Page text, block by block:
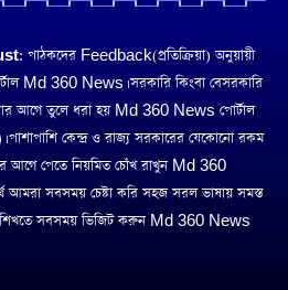
পাঠকদের Feedback(প্রতিক্রিয়া) অনুয়ায়ী
Md 360 News। সরকারি কিংবা বেসরকারি
আগে তুলে ধরা হয় Md 360 News পোর্টাল
পাশাপাশি কেন্দ্র ও রাজ্য সরকারের যেকোনো রকম
আগে পেতে নিয়মিত চোঁখ রাখুন Md 360
আমরা সবসময় চেষ্টা করি সহজ সরল ভাষায় সমস্ত
শিখতে সবসময় ভিজিট করুন Md 360 News